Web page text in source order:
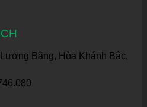
Bằng, Hòa Khánh Bắc,